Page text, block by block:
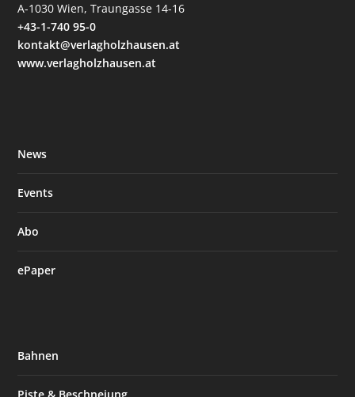
A-1030 Wien, Traungasse 14-16
+43-1-740 95-0
kontakt@verlagholzhausen.at
www.verlagholzhausen.at
News
Events
Abo
ePaper
Bahnen